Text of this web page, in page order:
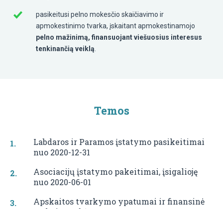
pasikeitusi pelno mokesčio skaičiavimo ir
apmokestinimo tvarka, įskaitant apmokestinamojo
pelno mažinimą, finansuojant viešuosius interesus
tenkinančią veiklą
Temos
Labdaros ir Paramos įstatymo pasikeitimai
nuo 2020-12-31
Asociacijų įstatymo pakeitimai, įsigalioję
nuo 2020-06-01
Apskaitos tvarkymo ypatumai ir finansinė